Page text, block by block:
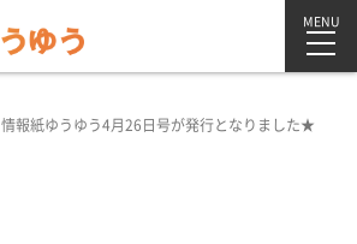
MENU
情報紙ゆうゆう4月26日号が発行となりました★